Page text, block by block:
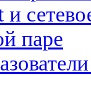
и
паре